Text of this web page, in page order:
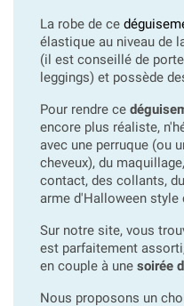
La robe de ce
élastique au niveau de
(il est conseillé de
leggings) et possède
Pour rendre ce
encore plus réaliste,
avec une perruque (ou
cheveux), du
contact, des collants,
arme d'Halloween style
Sur notre site, vous
est parfaitement
en couple à une soirée
Nous proposons un